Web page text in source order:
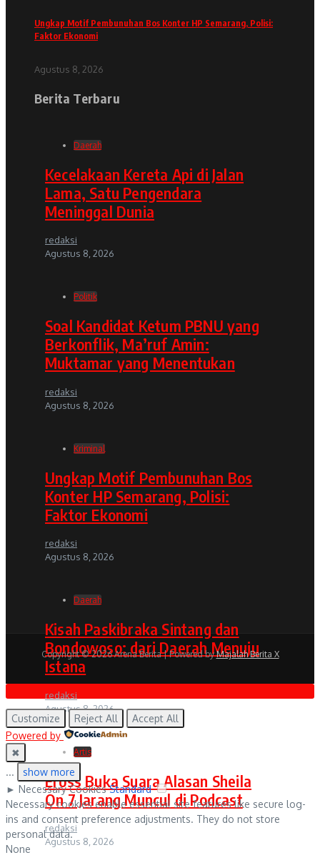
Ungkap Motif Pembunuhan Bos Konter HP Semarang, Polisi:
Faktor Ekonomi
Agustus 8, 2026
Berita Terbaru
Daerah
Kecelakaan Kereta Api di Jalan
Lama, Satu Pengendara
Meninggal Dunia
redaksi
Agustus 8, 2026
Politik
Soal Kandidat Ketum PBNU yang
Berkonflik, Ma’ruf Amin:
Muktamar yang Menentukan
redaksi
Agustus 8, 2026
Kriminal
Ungkap Motif Pembunuhan Bos
Konter HP Semarang, Polisi:
Faktor Ekonomi
redaksi
Agustus 8, 2026
Daerah
Kisah Paskibraka Sintang dan
Bondowoso: dari Daerah Menuju
Istana
redaksi
Agustus 8, 2026
Artis
Eross Buka Suara Alasan Sheila
On 7 Jarang Muncul di Podcast
redaksi
Agustus 8, 2026
Copyright © 2026 Arena Berita | Powered byMajalah Berita X
Customize Reject All
Accept All
Powered by
✖
...
show more
► Necessary Cookies Standard
Necessary cookies enable essential site features like secure log-
ins and consent preference adjustments. They do not store
personal data.
None